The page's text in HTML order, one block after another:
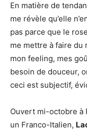
En matière de
me révèle qu’elle
pas parce que le
me mettre à faire
mon feeling, mes
besoin de douceur,
ceci est subjectif,
Ouvert mi-octobre à
un Franco-Italien,